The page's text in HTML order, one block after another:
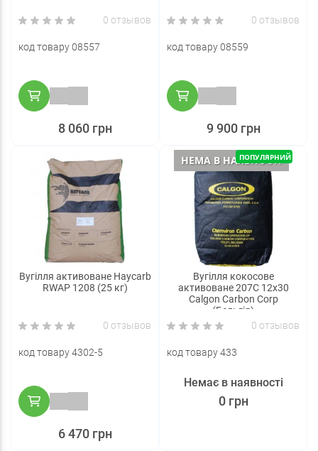
0 отзывов
код товару 08557
8 060 грн
0 отзывов
код товару 08559
9 900 грн
Вугілля активоване Haycarb
RWAP 1208 (25 кг)
0 отзывов
код товару 4302-5
6 470 грн
НЕМА В НАЯВНОСТІ
ПОПУЛЯРНИЙ
Вугілля кокосове
активоване 207C 12x30
Calgon Carbon Corp
(Бельгія)
0 отзывов
код товару 433
0 грн
Немає в наявності